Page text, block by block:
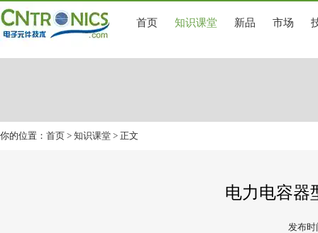
首页 知识课堂 新品 市场
你的位置： 首页 > 知识课堂 > 正文
电力电容器
发布时